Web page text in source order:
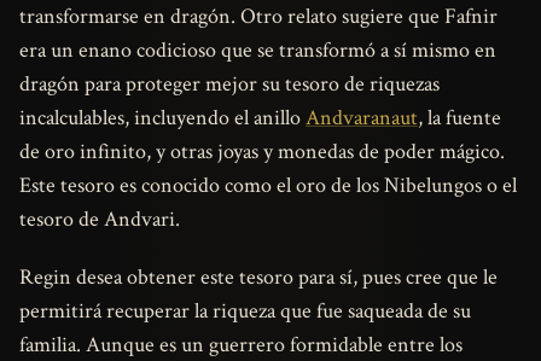
transformarse en dragón. Otro relato sugiere que Fafnir
era un enano codicioso que se transformó a sí mismo en
dragón para proteger mejor su tesoro de riquezas
incalculables, incluyendo el anilloAndvaranaut, la fuente
de oro infinito, y otras joyas y monedas de poder mágico.
Este tesoro es conocido como el oro de los Nibelungos o el
tesoro de Andvari.
Regin desea obtener este tesoro para sí, pues cree que le
permitirá recuperar la riqueza que fue saqueada de su
familia. Aunque es un guerrero formidable entre los